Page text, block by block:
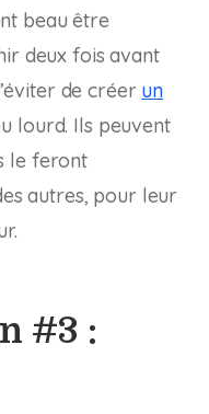
beau être
deux fois avant
de créer un
lourd. Ils peuvent
le feront
autres, pour leur
#3 :